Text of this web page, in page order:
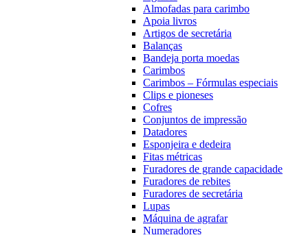
Almofadas para carimbo
Apoia livros
Artigos de secretária
Balanças
Bandeja porta moedas
Carimbos
Carimbos – Fórmulas especiais
Clips e pioneses
Cofres
Conjuntos de impressão
Datadores
Esponjeira e dedeira
Fitas métricas
Furadores de grande capacidade
Furadores de rebites
Furadores de secretária
Lupas
Máquina de agrafar
Numeradores